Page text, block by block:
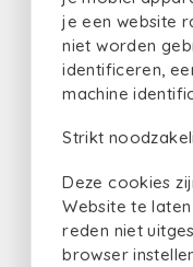
je een website
niet worden
identificeren,
machine
Strikt
Deze cookies
Website te
reden niet
browser